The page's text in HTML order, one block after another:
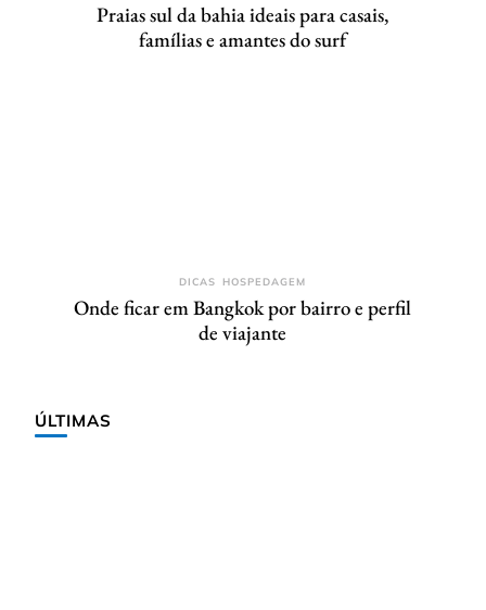
Praias sul da bahia ideais para casais,
famílias e amantes do surf
DICAS HOSPEDAGEM
Onde ficar em Bangkok por bairro e perfil
de viajante
ÚLTIMAS